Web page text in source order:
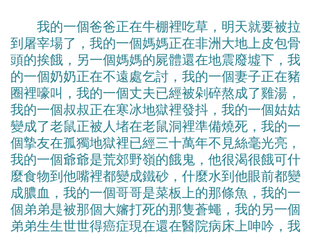
我的一個爸爸正在牛棚裡吃草，明天就要被拉
到屠宰場了，我的一個媽媽正在非洲大地上皮包骨
頭的挨餓，另一個媽媽的屍體還在地震廢墟下，我
的一個奶奶正在不遠處乞討，我的一個妻子正在豬
圈裡嚎叫，我的一個丈夫已經被剁碎熬成了雞湯，
我的一個叔叔正在寒冰地獄裡發抖，我的一個姑姑
變成了老鼠正被人堵在老鼠洞裡準備燒死，我的一
個摯友在孤獨地獄裡已經三十萬年不見絲毫光亮，
我的一個爺爺是荒郊野嶺的餓鬼，他很渴很餓可什
麼食物到他嘴裡都變成鐵砂，什麼水到他眼前都變
成膿血，我的一個哥哥是菜板上的那條魚，我的一
個弟弟是被那個大嬸打死的那隻蒼蠅，我的另一個
弟弟生生世世得癌症現在還在醫院病床上呻吟，我